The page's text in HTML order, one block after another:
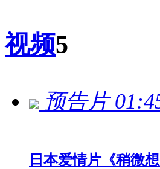
视频5
预告片
日本爱情片《稍微